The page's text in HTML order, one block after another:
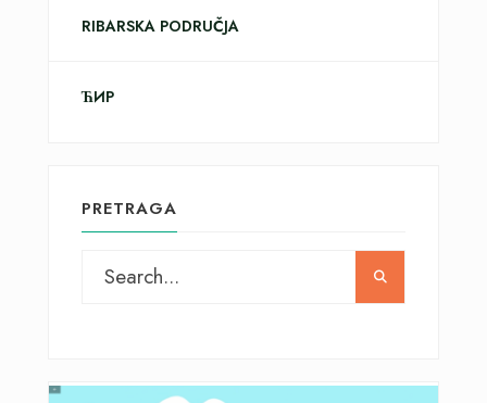
RIBARSKA PODRUČJA
ЋИР
PRETRAGA